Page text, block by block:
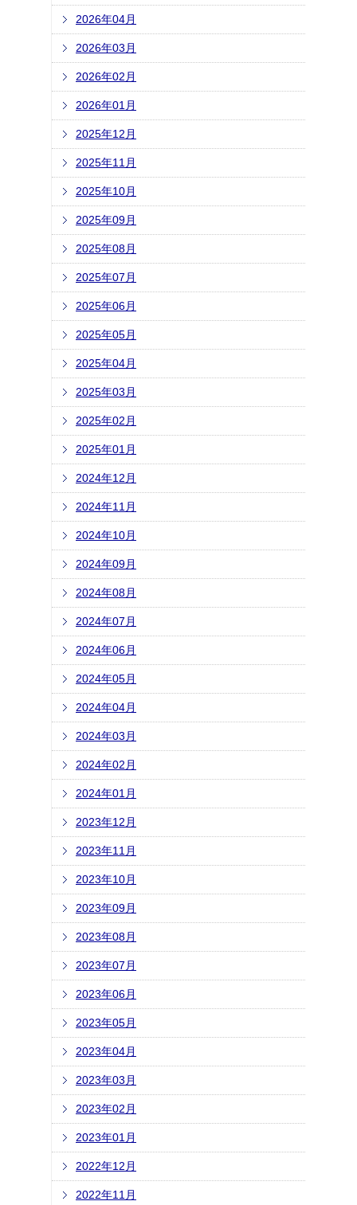
2026年04月
2026年03月
2026年02月
2026年01月
2025年12月
2025年11月
2025年10月
2025年09月
2025年08月
2025年07月
2025年06月
2025年05月
2025年04月
2025年03月
2025年02月
2025年01月
2024年12月
2024年11月
2024年10月
2024年09月
2024年08月
2024年07月
2024年06月
2024年05月
2024年04月
2024年03月
2024年02月
2024年01月
2023年12月
2023年11月
2023年10月
2023年09月
2023年08月
2023年07月
2023年06月
2023年05月
2023年04月
2023年03月
2023年02月
2023年01月
2022年12月
2022年11月